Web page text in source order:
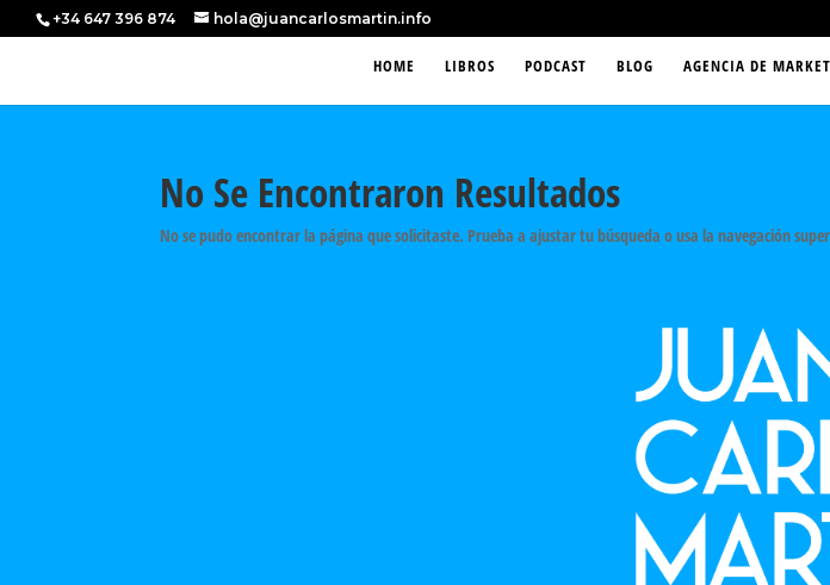
+34 647 396 874 hola@juancarlosmartin.info
HOME LIBROS PODCAST BLOG AGENCIA DE
No Se Encontraron Resultados
No se pudo encontrar la página que solicitaste. Prueba a ajustar tu búsqueda o usa la navegación